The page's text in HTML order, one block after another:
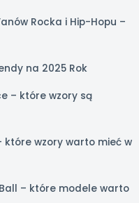
Rocka i Hip-Hopu –
na 2025 Rok
– które wzory są
które wzory warto mieć w
– które modele warto